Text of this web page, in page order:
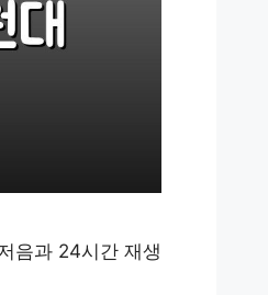
음과 24시간 재생